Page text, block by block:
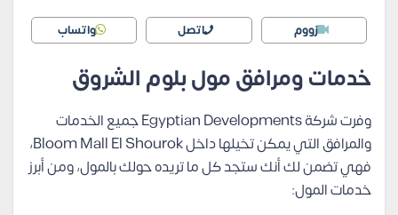
زووم اتصل واتساب
خدمات ومرافق مول بلوم الشروق
وفرت شركة Egyptian Developments جميع الخدمات
والمرافق التي يمكن تخيلها داخل Bloom Mall El Shourok،
فهي تضمن لك أنك ستجد كل ما تريده حولك بالمول، ومن أبرز
خدمات المول: